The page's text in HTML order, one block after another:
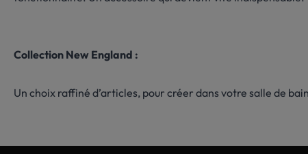
Collection New England :
Un choix raffiné d’articles, pour créer dans votre salle de